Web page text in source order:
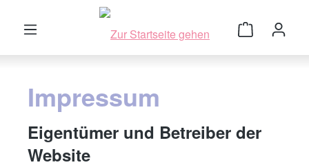
Zum Hauptinhalt springen
Impressum
Eigentümer und Betreiber der
Website